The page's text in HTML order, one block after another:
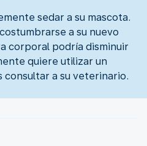
sedar a su mascota.
a su nuevo
corporal podría disminuir
quiere utilizar un
consultar a su veterinario.